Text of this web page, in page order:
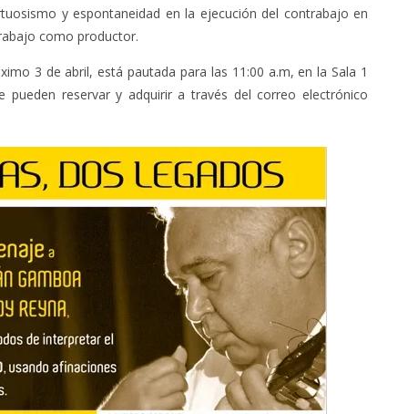
y espontaneidad en la ejecución del contrabajo en
como productor.
3 de abril, está pautada para las 11:00 a.m, en la Sala 1
reservar y adquirir a través del correo electrónico